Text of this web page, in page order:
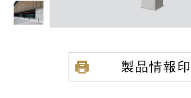
製品情報